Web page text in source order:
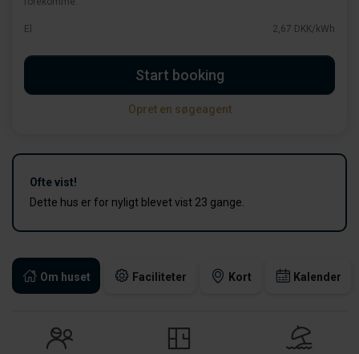
Om huset Faciliteter Kort Kalender
El 2,67 DKK/kWh
Start booking
Opret en søgeagent
Ofte vist!
Dette hus er for nyligt blevet vist 23 gange.